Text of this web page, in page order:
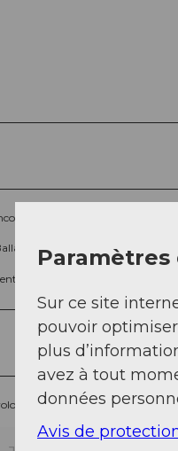
(3%)
(5%) Chemin
(28%)
Paramètres
Sur ce site
pouvoir
plus
avez à tout
données
Avis de